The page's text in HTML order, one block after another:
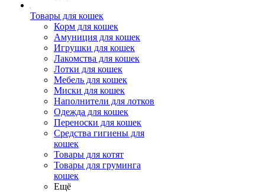
Товары для кошек
Корм для кошек
Амуниция для кошек
Игрушки для кошек
Лакомства для кошек
Лотки для кошек
Мебель для кошек
Миски для кошек
Наполнители для лотков
Одежда для кошек
Переноски для кошек
Средства гигиены для
кошек
Товары для котят
Товары для груминга
кошек
Ещё